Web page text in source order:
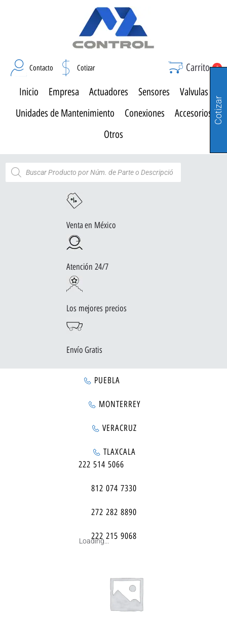
Contacto Cotizar Carrito 0
Inicio Empresa Actuadores Sensores
Valvulas
Unidades de Mantenimiento
Conexiones
Accesorios
Otros
Venta en México
Atención 24/7
Los mejores precios
Envío Gratis
PUEBLA
MONTERREY
VERACRUZ
TLAXCALA
222 514 5066
812 074 7330
272 282 8890
222 215 9068
Loading...
Cotizar